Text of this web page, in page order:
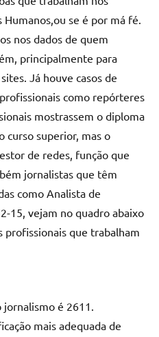
se é por má fé.
nos dados de quem
principalmente para
Já houve casos de
como repórteres
mostrassem o diploma
curso superior, mas o
de redes, função que
jornalistas que têm
como Analista de
15, vejam no quadro abaixo
profissionais que trabalham
jornalismo é 2611.
mais adequada de